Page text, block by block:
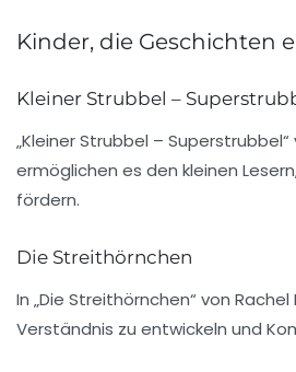
Kinder, die Geschichten
Kleiner Strubbel –
„Kleiner Strubbel –
ermöglichen es den kleinen
fördern.
Die Streithörnchen
In „Die Streithörnchen“ von
Verständnis zu entwickeln und